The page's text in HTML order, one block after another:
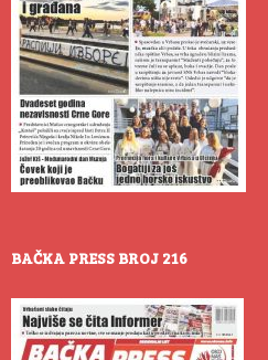
BAČKA PRESS BROJ 216